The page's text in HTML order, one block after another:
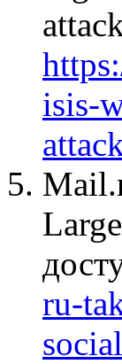
isis-
ru-